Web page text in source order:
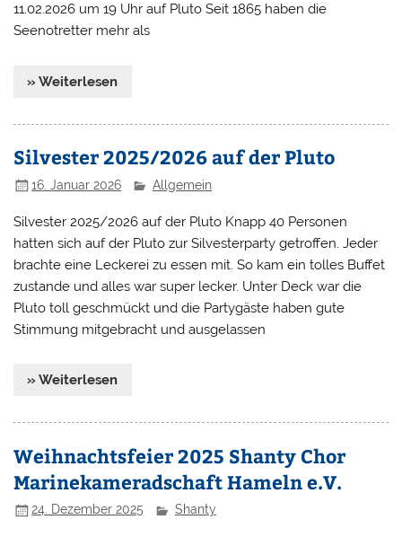
11.02.2026 um 19 Uhr auf Pluto Seit 1865 haben die
Seenotretter mehr als
» Weiterlesen
Silvester 2025/2026 auf der Pluto
16. Januar 2026 Allgemein
Silvester 2025/2026 auf der Pluto Knapp 40 Personen
hatten sich auf der Pluto zur Silvesterparty getroffen. Jeder
brachte eine Leckerei zu essen mit. So kam ein tolles Buffet
zustande und alles war super lecker. Unter Deck war die
Pluto toll geschmückt und die Partygäste haben gute
Stimmung mitgebracht und ausgelassen
» Weiterlesen
Weihnachtsfeier 2025 Shanty Chor
Marinekameradschaft Hameln e.V.
24. Dezember 2025 Shanty